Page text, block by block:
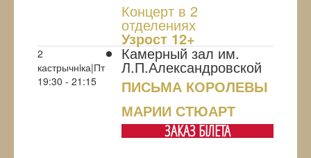
Концерт в 2
отделениях
Узрoст 12+
2
кастрычнiка|Пт
19:30 - 21:15
Камерный зал им.
Л.П.Александровской
ПИСЬМА КОРОЛЕВЫ
МАРИИ СТЮАРТ
ЗАКАЗ БIЛЕТА